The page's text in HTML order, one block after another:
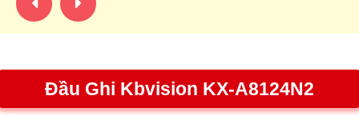
Đầu Ghi Kbvision KX-A8124N2